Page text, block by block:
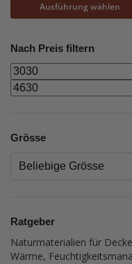
Ausführung wählen
Nach Preis filtern
Grösse
Ratgeber
Naturmaterialien für
Wärme,